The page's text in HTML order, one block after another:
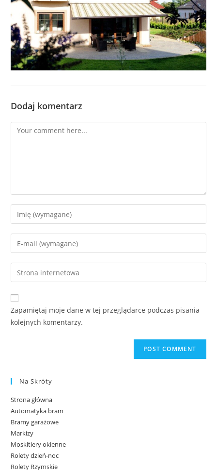
Dodaj komentarz
Zapamiętaj moje dane w tej przeglądarce podczas pisania
kolejnych komentarzy.
Na Skróty
Strona główna
Automatyka bram
Bramy garażowe
Markizy
Moskitiery okienne
Rolety dzień-noc
Rolety Rzymskie